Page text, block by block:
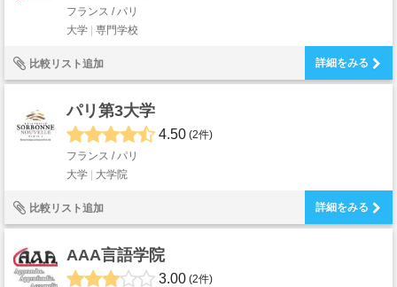
フランス / パリ
大学
専門学校
比較リスト追加 詳細をみる
パリ第3大学
4.50 (2件)
フランス / パリ
大学
大学院
比較リスト追加 詳細をみる
AAA言語学院
3.00 (2件)